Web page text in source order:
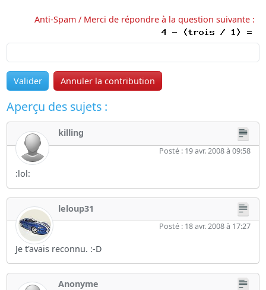
Anti-Spam / Merci de répondre à la question suivante :
Valider Annuler la contribution
Aperçu des sujets :
killing
Posté : 19 avr. 2008 à 09:58
:lol:
leloup31
Posté : 18 avr. 2008 à 17:27
Je t'avais reconnu. :-D
Anonyme